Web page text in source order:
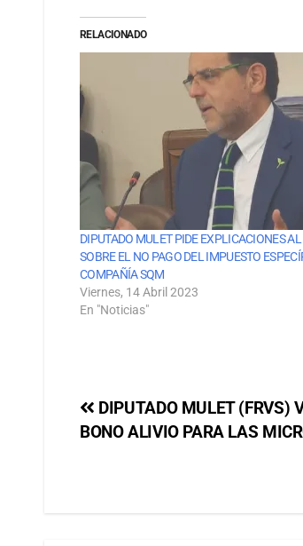
RELACIONADO
DIPUTADO MULET PIDE EXPLICACIONES
SOBRE EL NO PAGO DEL IMPUESTO
COMPAÑÍA SQM
Viernes, 14 Abril 2023
En "Noticias"
DIPUTADO MULET (FRVS)
BONO ALIVIO PARA LAS